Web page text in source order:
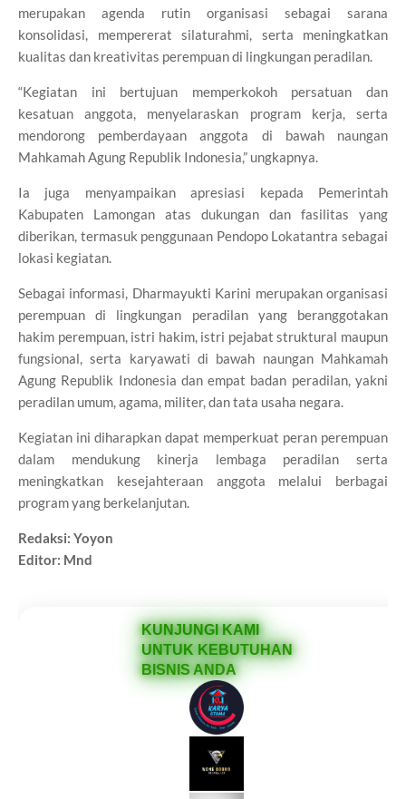
merupakan agenda rutin organisasi sebagai sarana
konsolidasi, mempererat silaturahmi, serta meningkatkan
kualitas dan kreativitas perempuan di lingkungan peradilan.
“Kegiatan ini bertujuan memperkokoh persatuan dan
kesatuan anggota, menyelaraskan program kerja, serta
mendorong pemberdayaan anggota di bawah naungan
Mahkamah Agung Republik Indonesia,” ungkapnya.
Ia juga menyampaikan apresiasi kepada Pemerintah
Kabupaten Lamongan atas dukungan dan fasilitas yang
diberikan, termasuk penggunaan Pendopo Lokatantra sebagai
lokasi kegiatan.
Sebagai informasi, Dharmayukti Karini merupakan organisasi
perempuan di lingkungan peradilan yang beranggotakan
hakim perempuan, istri hakim, istri pejabat struktural maupun
fungsional, serta karyawati di bawah naungan Mahkamah
Agung Republik Indonesia dan empat badan peradilan, yakni
peradilan umum, agama, militer, dan tata usaha negara.
Kegiatan ini diharapkan dapat memperkuat peran perempuan
dalam mendukung kinerja lembaga peradilan serta
meningkatkan kesejahteraan anggota melalui berbagai
program yang berkelanjutan.
Redaksi: Yoyon
Editor: Mnd
KUNJUNGI KAMI
UNTUK KEBUTUHAN
BISNIS ANDA